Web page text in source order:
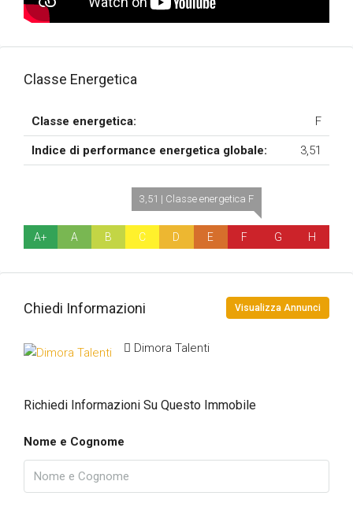
Classe Energetica
Classe energetica: F
Indice di performance energetica globale: 3,51
A+ A B C D E
3,51 | Classe energetica F
F G H
Chiedi Informazioni Visualizza Annunci
Dimora Talenti
Richiedi Informazioni Su Questo Immobile
Nome e Cognome